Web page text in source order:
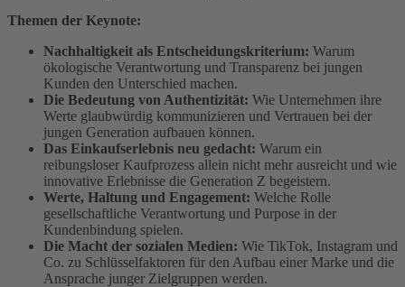
Themen der Keynote:
Nachhaltigkeit als Entscheidungskriterium: Warum
ökologische Verantwortung und Transparenz bei jungen
Kunden den Unterschied machen.
Die Bedeutung von Authentizität: Wie Unternehmen ihre
Werte glaubwürdig kommunizieren und Vertrauen bei der
jungen Generation aufbauen können.
Das Einkaufserlebnis neu gedacht: Warum ein
reibungsloser Kaufprozess allein nicht mehr ausreicht und wie
innovative Erlebnisse die Generation Z begeistern.
Werte, Haltung und Engagement: Welche Rolle
gesellschaftliche Verantwortung und Purpose in der
Kundenbindung spielen.
Die Macht der sozialen Medien: Wie TikTok, Instagram und
Co. zu Schlüsselfaktoren für den Aufbau einer Marke und die
Ansprache junger Zielgruppen werden.